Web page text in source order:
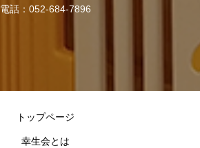
電話：052-684-7896
トップページ
幸生会とは